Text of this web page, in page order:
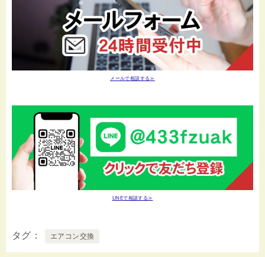
メールで相談する≫
LINEで相談する≫
タグ エアコン交換